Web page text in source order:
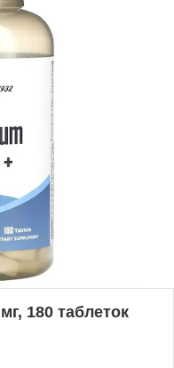
180 таблеток